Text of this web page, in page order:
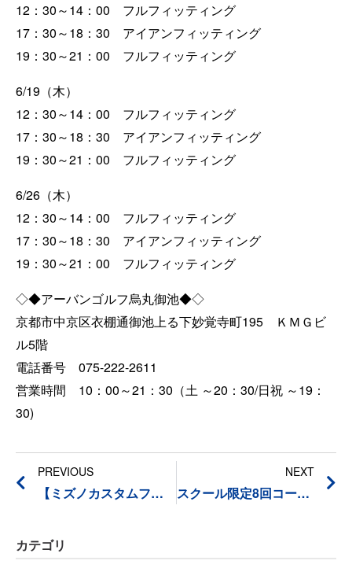
12：30～14：00 フルフィッティング
17：30～18：30 アイアンフィッティング
19：30～21：00 フルフィッティング
6/19（木）
12：30～14：00 フルフィッティング
17：30～18：30 アイアンフィッティング
19：30～21：00 フルフィッティング
6/26（木）
12：30～14：00 フルフィッティング
17：30～18：30 アイアンフィッティング
19：30～21：00 フルフィッティング
◇◆アーバンゴルフ烏丸御池◆◇
京都市中京区衣棚通御池上る下妙覚寺町195 ＫＭＧビ
ル5階
電話番号 075-222-2611
営業時間 10：00～21：30（土 ～20：30/日祝 ～19：
30)
PREVIOUS
【ミズノカスタムフィッティング】5月の日程
NEXT
スクール限定8回コースの有効期限を3ケ月に延長しました。
カテゴリ